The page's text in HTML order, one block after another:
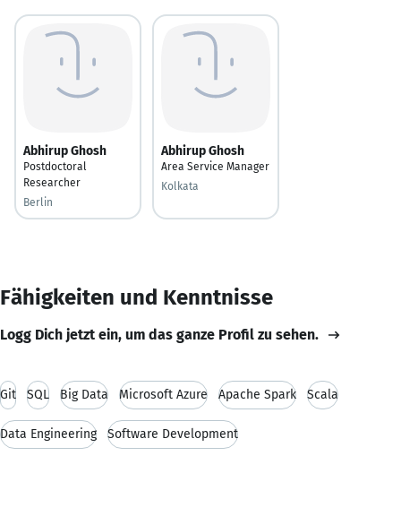
Abhirup Ghosh
Postdoctoral
Researcher
Berlin
Abhirup Ghosh
Area Service Manager
Kolkata
Fähigkeiten und Kenntnisse
Logg Dich jetzt ein, um das ganze Profil zu sehen.
Git SQL Big Data Microsoft Azure Apache Spark Scala
Data Engineering Software Development